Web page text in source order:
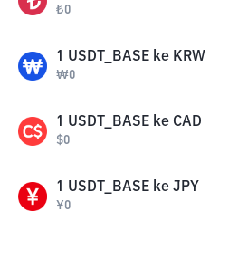
₺0
1 USDT_BASE ke KRW
₩0
1 USDT_BASE ke CAD
$0
1 USDT_BASE ke JPY
¥0